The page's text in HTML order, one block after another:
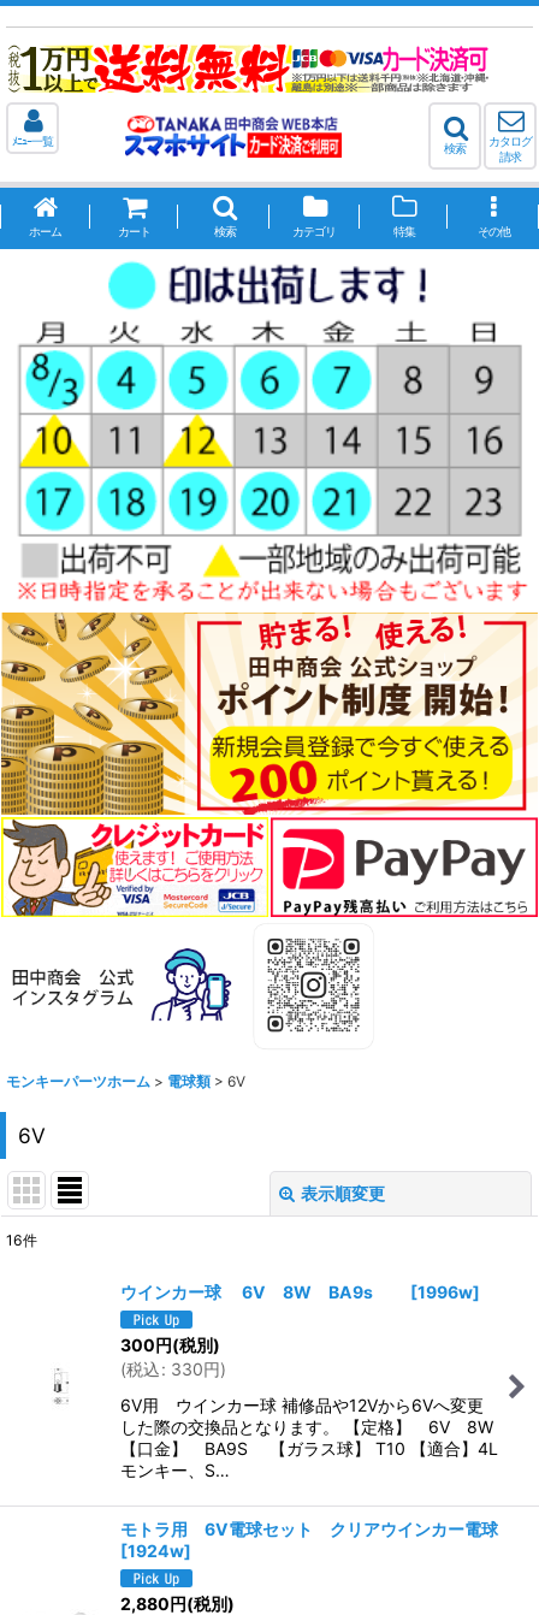
ﾒﾆｭｰ一覧
検索
カタログ
請求
ホーム カート 検索 カテゴリ 特集 その他
モンキーパーツホーム > 電球類 > 6V
6V
表示順変更
並び順
絞り込む
16件
ウインカー球 6V 8W BA9s [1996w]
300円(税別)
(税込: 330円)
6V用 ウインカー球 補修品や12Vから6Vへ変更
した際の交換品となります。 【定格】 6V 8W
【口金】 BA9S 【ガラス球】 T10 【適合】4L
モンキー、S…
モトラ用 6V電球セット クリアウインカー電球
[1924w]
2,880円(税別)